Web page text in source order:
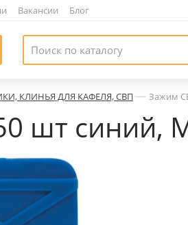
Вакансии Блог
КЛИНЬЯ ДЛЯ КАФЕЛЯ, СВП — Зажим
шт синий,